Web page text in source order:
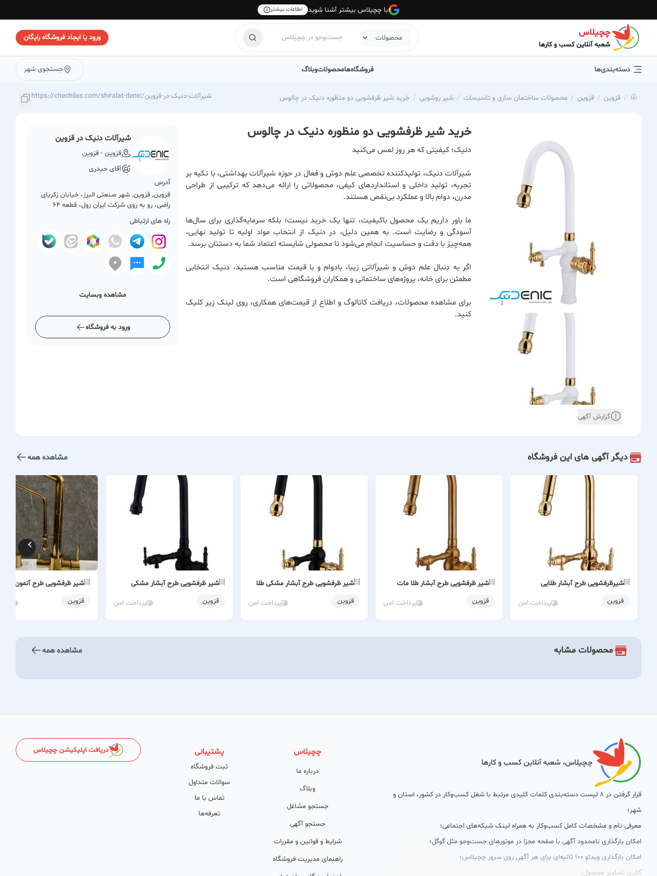
با چچیلاس بیشتر آشنا شوید اطلاعات بیشتر
چچیلاس
شعبه آنلاین کسب و کارها
ورود یا ایجاد فروشگاه رایگان
دسته‌بندی‌ها فروشگاه‌هامحصولاتوبلاگ جستجوی شهر
قزوین قزوین محصولات ساختمان سازی و تاسیسات شیر روشویی خرید شیر ظرفشویی دو منظوره دنیک در چالوس https://chechilas.com/shiralat-denic/شیرآلات-دنیک-در-قزوین
گزارش آگهی
خرید شیر ظرفشویی دو منظوره دنیک در چالوس
دنیک؛ کیفیتی که هر روز لمس می‌کنید
شیرآلات دنیک، تولیدکننده تخصصی علم دوش و فعال در حوزه شیرآلات بهداشتی، با تکیه بر
تجربه، تولید داخلی و استانداردهای کیفی، محصولاتی را ارائه می‌دهد که ترکیبی از طراحی
مدرن، دوام بالا و عملکرد بی‌نقص هستند.
ما باور داریم یک محصول باکیفیت، تنها یک خرید نیست؛ بلکه سرمایه‌گذاری برای سال‌ها
آسودگی و رضایت است. به همین دلیل، در دنیک از انتخاب مواد اولیه تا تولید نهایی،
همه‌چیز با دقت و حساسیت انجام می‌شود تا محصولی شایسته اعتماد شما به دستتان برسد.
اگر به دنبال علم دوش و شیرآلاتی زیبا، بادوام و با قیمت مناسب هستید، دنیک انتخابی
مطمئن برای خانه، پروژه‌های ساختمانی و همکاران فروشگاهی است.
برای مشاهده محصولات، دریافت کاتالوگ و اطلاع از قیمت‌های همکاری، روی لینک زیر کلیک
کنید.
شیرآلات دنیک در قزوین
قزوین - قزوین
آقای حیدری
آدرس
قزوین, قزوین, شهر صنعتی البرز، خیابان زکریای
راضی، رو به روی شرکت ایران رول، قطعه 64
راه های ارتباطی
مشاهده وبسایت
ورود به فروشگاه
دیگر آگهی های این فروشگاه مشاهده همه
شیرظرفشویی طرح آبشار طلایی
قزوین
پرداخت امن
شیر ظرفشویی طرح آبشار طلا مات
قزوین
پرداخت امن
شیر ظرفشویی طرح آبشار مشکی طلا
قزوین
پرداخت امن
شیر ظرفشویی طرح آبشار مشکی
قزوین
پرداخت امن
شیر ظرفشویی طرح آنمون
قزوین
محصولات مشابه مشاهده همه
چچیلاس، شعبه آنلاین کسب و کارها
قرار گرفتن در 8 لیست دسته‌بندی کلمات کلیدی مرتبط با شغل کسب‌وکار در کشور، استان و
شهر؛
معرفی نام و مشخصات کامل کسب‌وکار به همراه لینک شبکه‌های اجتماعی؛
امکان بارگذاری نامحدود آگهی با صفحه مجزا در موتورهای جست‌وجو مثل گوگل؛
امکان بارگذاری ویدئو 100 ثانیه‌ای برای هر آگهی روی سرور چچیلاس؛
گالری تصاویر محصول؛
چچیلاس
درباره ما
وبلاگ
جستجو مشاغل
جستجو آگهی
شرایط و قوانین و مقررات
راهنمای مدیریت فروشگاه
پشتیبانی
ثبت فروشگاه
سوالات متداول
تماس با ما
تعرفه‌ها
دریافت اپلیکیشن چچیلاس